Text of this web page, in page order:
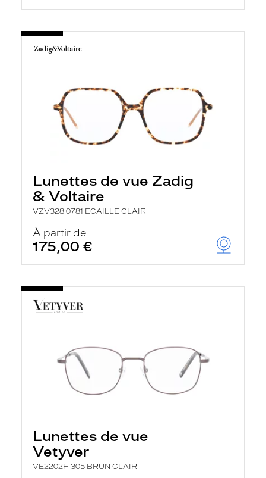
Lunettes de vue Zadig
& Voltaire
VZV328 0781 ECAILLE CLAIR
À partir de
175,00 €
Lunettes de vue
Vetyver
VE2202H 305 BRUN CLAIR